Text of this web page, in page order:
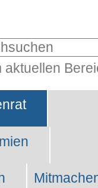
aktuellen